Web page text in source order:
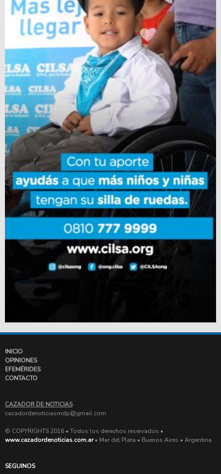
INICIO
OPINIONES
EFEMÉRIDES
CONTACTO
CAZADOR DE NOTICIAS
cazadordenoticiasmdp@gmail.com
© COPYRIGHTS 2016 • Todos los derechos reservados •
www.cazadordenoticias.com.ar• Mar del Plata • Buenos Aires • Argentina
SEGUINOS